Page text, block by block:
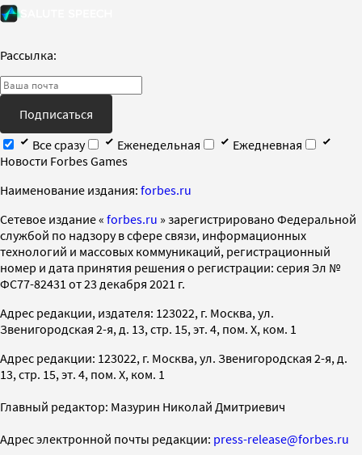
Рассылка:
Подписаться
Все сразу
Еженедельная
Ежедневная
Новости Forbes Games
Наименование издания: forbes.ru
Cетевое издание « forbes.ru » зарегистрировано Федеральной
службой по надзору в сфере связи, информационных
технологий и массовых коммуникаций, регистрационный
номер и дата принятия решения о регистрации: серия Эл №
ФС77-82431 от 23 декабря 2021 г.
Адрес редакции, издателя: 123022, г. Москва, ул.
Звенигородская 2-я, д. 13, стр. 15, эт. 4, пом. X, ком. 1
Адрес редакции: 123022, г. Москва, ул. Звенигородская 2-я, д.
13, стр. 15, эт. 4, пом. X, ком. 1
Главный редактор: Мазурин Николай Дмитриевич
Адрес электронной почты редакции: press-release@forbes.ru